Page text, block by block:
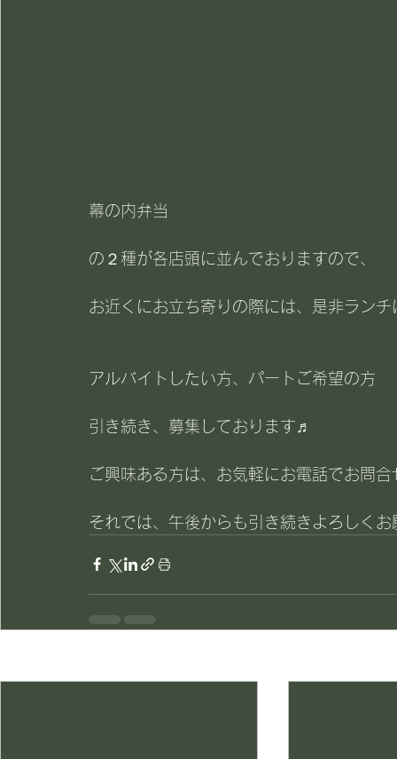
幕の内弁当
の２種が各店頭に並んでおりますので、
お近くにお立ち寄りの際には、是非ラン
アルバイトしたい方、パートご希望の方
引き続き、募集しております♬
ご興味ある方は、お気軽にお電話でお問合
それでは、午後からも引き続きよろしく